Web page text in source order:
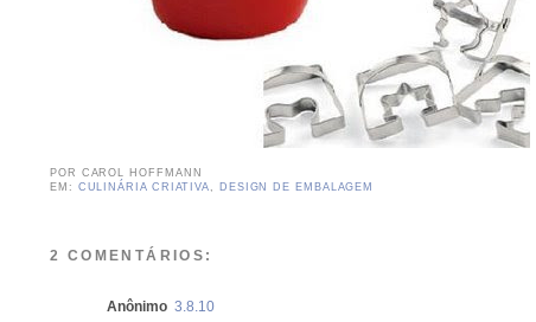
POR CAROL HOFFMANN
EM: CULINÁRIA CRIATIVA DESIGN DE EMBALAGEM
2 COMENTÁRIOS:
Anônimo 3.8.10